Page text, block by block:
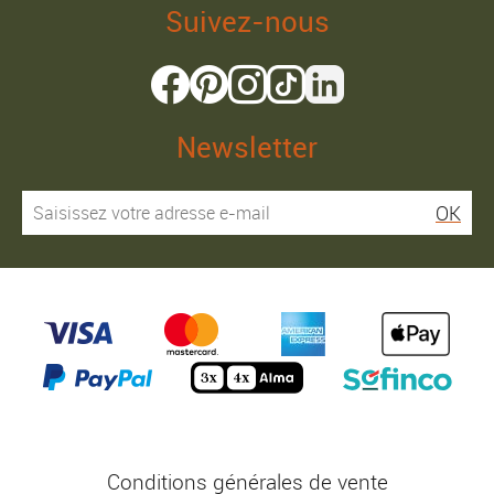
Suivez-nous
Newsletter
OK
Conditions générales de vente